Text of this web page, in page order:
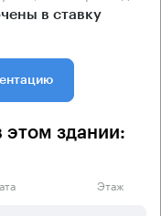
в ставку
этом здании:
Этаж